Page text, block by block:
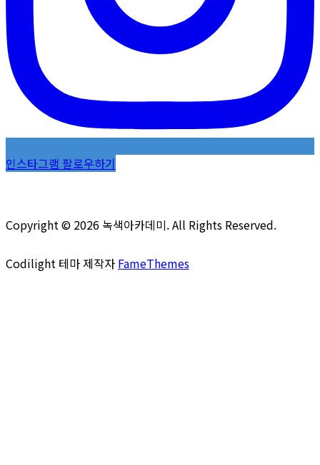
인스타그램 팔로우하기
Copyright © 2026 녹색아카데미. All Rights Reserved.
Codilight 테마 제작자 FameThemes